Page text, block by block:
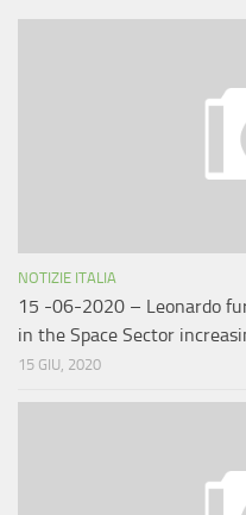
NOTIZIE ITALIA
15 -06-2020 – Leonardo
in the Space Sector
15 GIU, 2020